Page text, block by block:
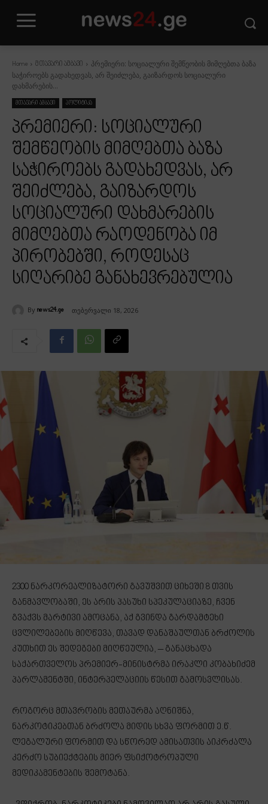
Home მთავარი ამბავი
პრემიერი: სოციალური შემწეობის მიმღებთა ბაზა
საჭიროებს გადახედვას, არ შეიძლება, გაიზარდოს სოციალური
დახმარების...
მთავარი ამბავი პოლიტიკა
პრემიერი: სოციალური
შემწეობის მიმღებთა ბაზა
საჭიროებს გადახედვას, არ
შეიძლება, გაიზარდოს
სოციალური დახმარების
მიმღებთა რაოდენობა იმ
პირობებში, როდესაც
სიღარიბე განახევრებულია
By news24.ge თებერვალი 18, 2026
2300 ნარკორეალიზატორი გავუშვით ციხეში 8 თვის
განმავლობაში, ეს არის პასუხი სპეკულაციაზე, ჩვენ
გვაქვს მარტივი ამოცანა, აქ გვინდა გარდამტეხი
ცვლილებების მიღწევა, თავად დანაშაულთან ბრძოლის
კუთხით ეს შედეგები მიღწეულია, – განაცხადა
საქართველოს პრემიერ-მინისტრმა ირაკლი კობახიძემ
პარლამენტში, ინტერპელაციის წესით გამოსვლისას.
როგორც მთავრობის მეთაურმა აღნიშნა,
ნარკოტიკებთან ბრძოლა მიდის სხვა ფორმით ე.წ.
ლეგალური ფორმით და სწორედ ამისათვის აიკრძალა
კერძო სუბიექტების მიერ ფსიქოტროპული
მედიკამენტების შემოტანა.